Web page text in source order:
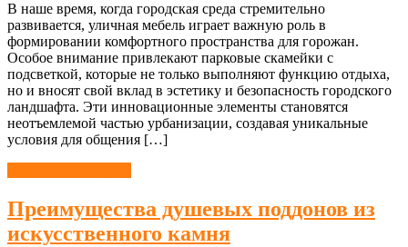
В наше время, когда городская среда стремительно
развивается, уличная мебель играет важную роль в
формировании комфортного пространства для горожан.
Особое внимание привлекают парковые скамейки с
подсветкой, которые не только выполняют функцию отдыха,
но и вносят свой вклад в эстетику и безопасность городского
ландшафта. Эти инновационные элементы становятся
неотъемлемой частью урбанизации, создавая уникальные
условия для общения […]
Преимущества душевых поддонов из
искусственного камня